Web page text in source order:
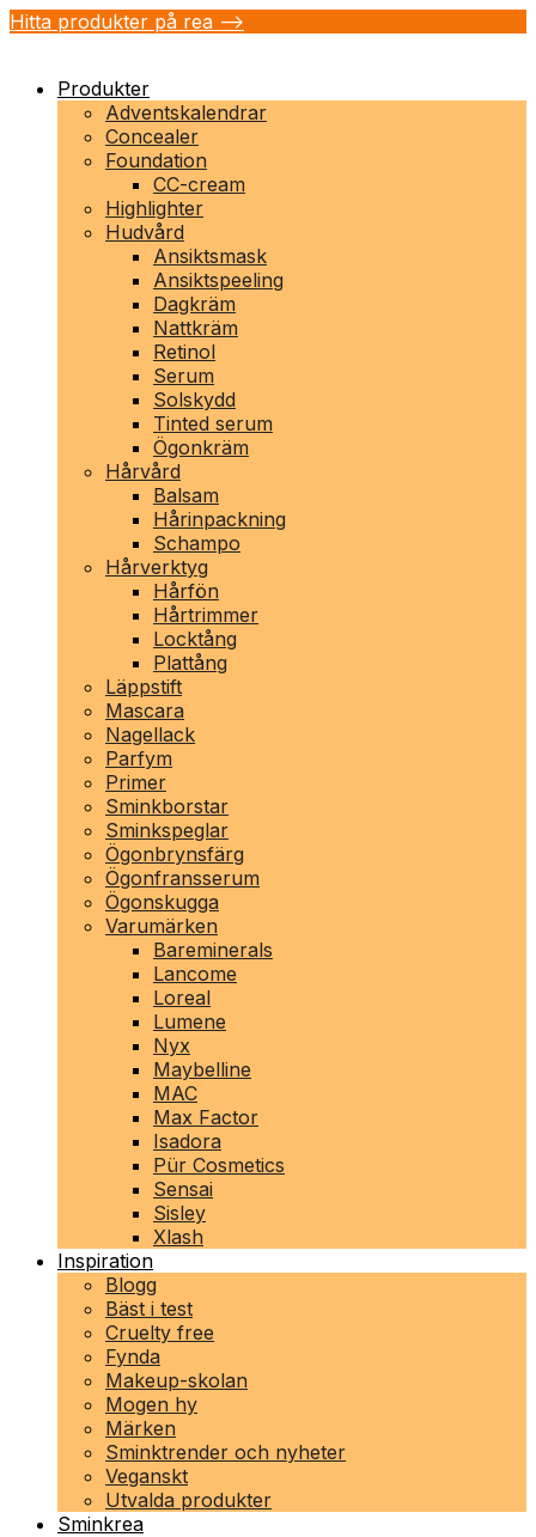
Hitta produkter på rea -->
Produkter
Adventskalendrar
Concealer
Foundation
CC-cream
Highlighter
Hudvård
Ansiktsmask
Ansiktspeeling
Dagkräm
Nattkräm
Retinol
Serum
Solskydd
Tinted serum
Ögonkräm
Hårvård
Balsam
Hårinpackning
Schampo
Hårverktyg
Hårfön
Hårtrimmer
Locktång
Plattång
Läppstift
Mascara
Nagellack
Parfym
Primer
Sminkborstar
Sminkspeglar
Ögonbrynsfärg
Ögonfransserum
Ögonskugga
Varumärken
Bareminerals
Lancome
Loreal
Lumene
Nyx
Maybelline
MAC
Max Factor
Isadora
Pür Cosmetics
Sensai
Sisley
Xlash
Inspiration
Blogg
Bäst i test
Cruelty free
Fynda
Makeup-skolan
Mogen hy
Märken
Sminktrender och nyheter
Veganskt
Utvalda produkter
Sminkrea